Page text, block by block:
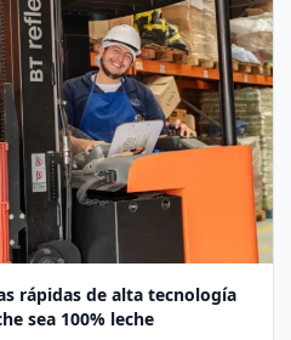
rápidas de alta tecnología
sea 100% leche